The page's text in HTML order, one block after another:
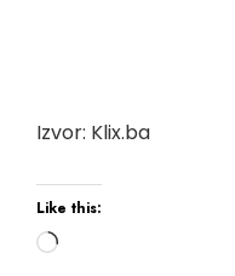
Izvor: Klix.ba
Like this:
Loading…